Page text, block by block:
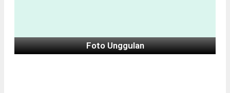
Foto Unggulan